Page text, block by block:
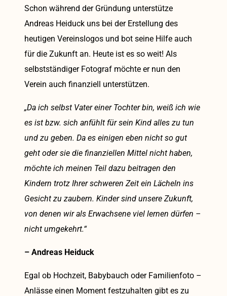
Schon während der Gründung unterstütze
Andreas Heiduck uns bei der Erstellung des
heutigen Vereinslogos und bot seine Hilfe auch
für die Zukunft an. Heute ist es so weit! Als
selbstständiger Fotograf möchte er nun den
Verein auch finanziell unterstützen.
„Da ich selbst Vater einer Tochter bin, weiß ich wie
es ist bzw. sich anfühlt für sein Kind alles zu tun
und zu geben. Da es einigen eben nicht so gut
geht oder sie die finanziellen Mittel nicht haben,
möchte ich meinen Teil dazu beitragen den
Kindern trotz Ihrer schweren Zeit ein Lächeln ins
Gesicht zu zaubern. Kinder sind unsere Zukunft,
von denen wir als Erwachsene viel lernen dürfen –
nicht umgekehrt.“
– Andreas Heiduck
Egal ob Hochzeit, Babybauch oder Familienfoto –
Anlässe einen Moment festzuhalten gibt es zu